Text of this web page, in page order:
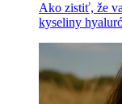
Ako zistiť, že
kyseliny